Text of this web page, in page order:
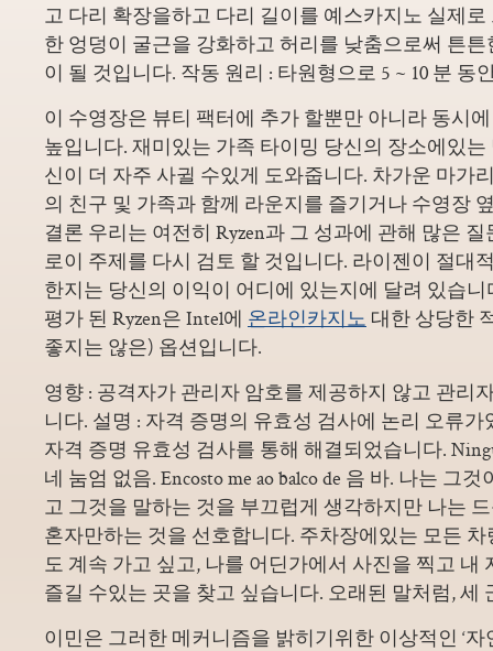
고 다리 확장을하고 다리 길이를 예스카지노 실제
한 엉덩이 굴근을 강화하고 허리를 낮춤으로써 튼
이 될 것입니다. 작동 원리 : 타원형으로 5 ~ 10 분 동
이 수영장은 뷰티 팩터에 추가 할뿐만 아니라 동시
높입니다. 재미있는 가족 타이밍 당신의 장소에있
신이 더 자주 사귈 수있게 도와줍니다. 차가운 마가
의 친구 및 가족과 함께 라운지를 즐기거나 수영장
결론 우리는 여전히 Ryzen과 그 성과에 관해 많은
로이 주제를 다시 검토 할 것입니다. 라이젠이 절대
한지는 당신의 이익이 어디에 있는지에 달려 있습
평가 된 Ryzen은 Intel에 온라인카지노 대한 상당한
좋지는 않은) 옵션입니다.
영향 : 공격자가 관리자 암호를 제공하지 않고 관리
니다. 설명 : 자격 증명의 유효성 검사에 논리 오류
자격 증명 유효성 검사를 통해 해결되었습니다.
네 눔엄 없음. Encosto me ao balco de 음 바. 나는 그
고 그것을 말하는 것을 부끄럽게 생각하지만 나는
혼자만하는 것을 선호합니다. 주차장에있는 모든
도 계속 가고 싶고, 나를 어딘가에서 사진을 찍고 내
즐길 수있는 곳을 찾고 싶습니다. 오래된 말처럼, 세
이민은 그러한 메커니즘을 밝히기위한 이상적인 ‘자